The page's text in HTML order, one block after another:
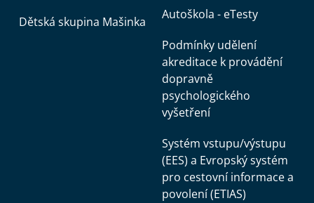
Dětská skupina Mašinka
Autoškola - eTesty
Podmínky udělení
akreditace k provádění
dopravně
psychologického
vyšetření
Systém vstupu/výstupu
(EES) a Evropský systém
pro cestovní informace a
povolení (ETIAS)